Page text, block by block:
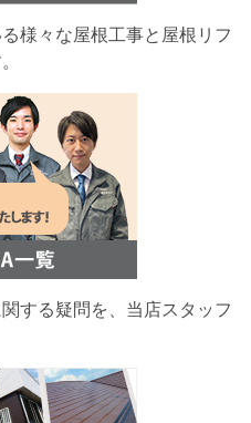
様々な屋根工事と屋根リフ
する疑問を、当店スタッフ